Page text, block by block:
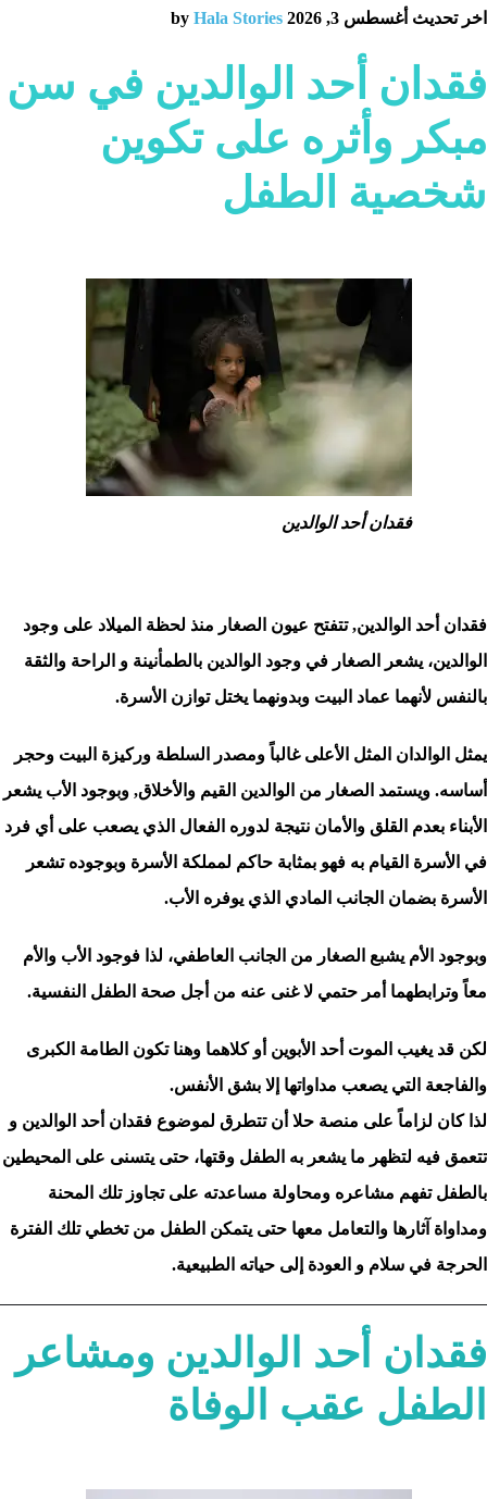
اخر تحديث أغسطس 3, 2026 by Hala Stories
فقدان أحد الوالدين في سن
مبكر وأثره على تكوين
شخصية الطفل
فقدان أحد الوالدين
فقدان أحد الوالدين, تتفتح عيون الصغار منذ لحظة الميلاد على وجود
الوالدين، يشعر الصغار في وجود الوالدين بالطمأنينة و الراحة والثقة
بالنفس لأنهما عماد البيت وبدونهما يختل توازن الأسرة.
يمثل الوالدان المثل الأعلى غالباً ومصدر السلطة وركيزة البيت وحجر
أساسه. ويستمد الصغار من الوالدين القيم والأخلاق, وبوجود الأب يشعر
الأبناء بعدم القلق والأمان نتيجة لدوره الفعال الذي يصعب على أي فرد
في الأسرة القيام به فهو بمثابة حاكم لمملكة الأسرة وبوجوده تشعر
الأسرة بضمان الجانب المادي الذي يوفره الأب.
وبوجود الأم يشبع الصغار من الجانب العاطفي، لذا فوجود الأب والأم
معاً وترابطهما أمر حتمي لا غنى عنه من أجل صحة الطفل النفسية.
لكن قد يغيب الموت أحد الأبوين أو كلاهما وهنا تكون الطامة الكبرى
والفاجعة التي يصعب مداواتها إلا بشق الأنفس.
لذا كان لزاماً على منصة حلا أن تتطرق لموضوع فقدان أحد الوالدين و
تتعمق فيه لتظهر ما يشعر به الطفل وقتها، حتى يتسنى على المحيطين
بالطفل تفهم مشاعره ومحاولة مساعدته على تجاوز تلك المحنة
ومداواة آثارها والتعامل معها حتى يتمكن الطفل من تخطي تلك الفترة
الحرجة في سلام و العودة إلى حياته الطبيعية.
فقدان أحد الوالدين ومشاعر
الطفل عقب الوفاة